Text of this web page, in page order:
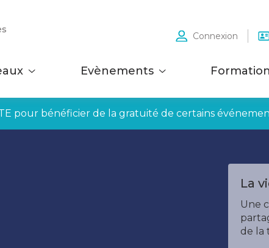
Connexion
Evènements
pour bénéficier de la gratuité de certains
La
Une
de la